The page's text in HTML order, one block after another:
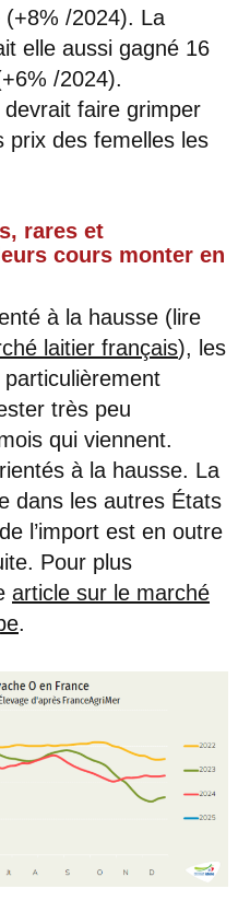
(+8% /2024). La
elle aussi gagné 16
/2024).
devrait faire grimper
prix des femelles les
rares et
cours monter en
à la hausse (lire
laitier français), les
très peu
qui viennent.
à la hausse. La
dans les autres États
l’import est en outre
Pour plus
article sur le marché
.